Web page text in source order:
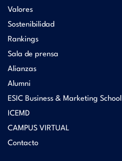
Valores
Sostenibilidad
Rankings
Sala de prensa
Alianzas
Alumni
ESIC Business & Marketing School
ICEMD
CAMPUS VIRTUAL
Contacto